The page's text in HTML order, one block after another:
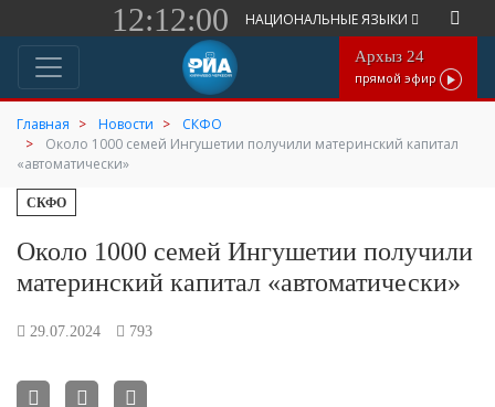
12:12:00 НАЦИОНАЛЬНЫЕ ЯЗЫКИ
Архыз 24
прямой эфир
Главная Новости
СКФО
Около 1000 семей Ингушетии получили материнский капитал
«автоматически»
СКФО
Около 1000 семей Ингушетии получили
материнский капитал «автоматически»
29.07.2024 793